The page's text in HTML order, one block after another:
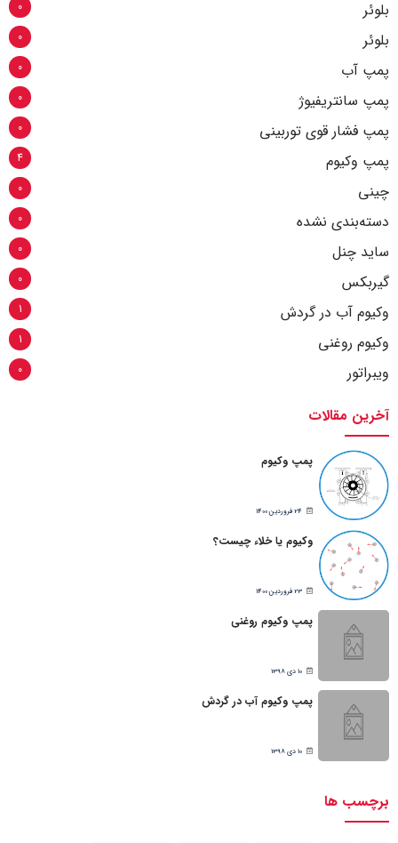
بلوئر 0
بلوئر 0
پمپ آب 0
پمپ سانتریفیوژ 0
پمپ فشار قوی توربینی 0
پمپ وکیوم 4
چینی 0
دسته‌بندی نشده 0
ساید چنل 0
گیربکس 0
وکیوم آب در گردش 1
وکیوم روغنی 1
ویبراتور 0
آخرین مقالات
پمپ وکیوم
24 فروردین 1400
وکیوم یا خلاء چیست؟
23 فروردین 1400
پمپ وکیوم روغنی
10 دی 1398
پمپ وکیوم آب در گردش
10 دی 1398
برچسب ها